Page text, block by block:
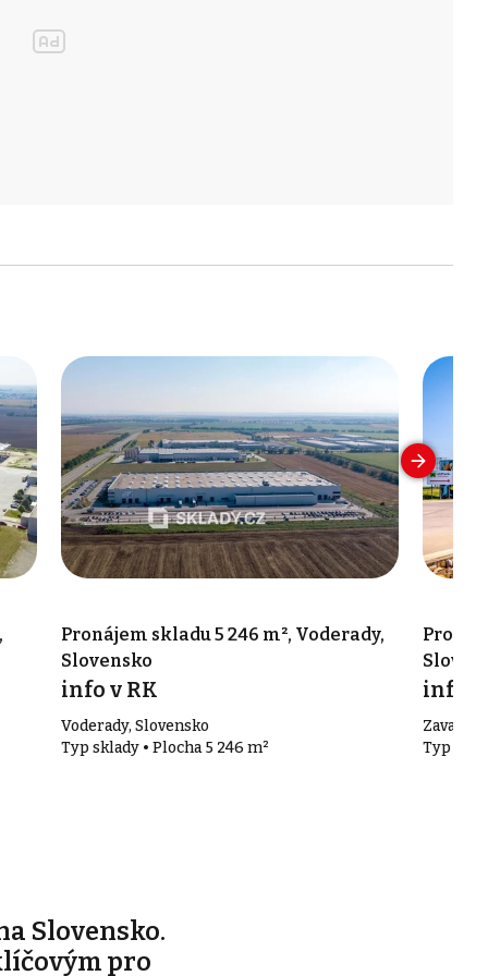
Pronájem skladu 5 246 m², Voderady,
Slovensko
info v RK
Voderady, Slovensko
Typ sklady • Plocha 5 246 m²
info v
Zavar,
Typ
Slovensko.
pro